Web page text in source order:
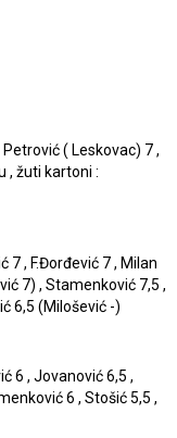
( Leskovac) 7 ,
, žuti kartoni :
7 , F.Đorđević 7 , Milan
7) , Stamenković 7,5 ,
6,5 (Milošević -)
6 , Jovanović 6,5 ,
6 , Stošić 5,5 ,